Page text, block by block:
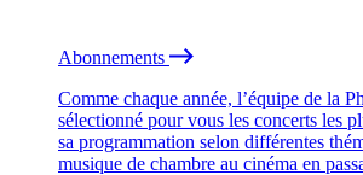
Abonnements
Comme chaque année, l’équipe de la
sélectionné pour vous les concerts les
sa programmation selon différentes
musique de chambre au cinéma en